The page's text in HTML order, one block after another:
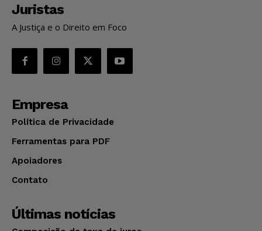
Juristas
A Justiça e o Direito em Foco
Empresa
Política de Privacidade
Ferramentas para PDF
Apoiadores
Contato
Últimas notícias